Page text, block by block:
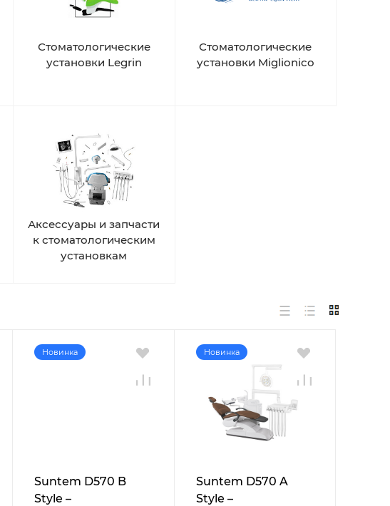
Стоматологические
установки Legrin
Стоматологические
установки Miglionico
Аксессуары и запчасти
к стоматологическим
установкам
Новинка
Suntem D570 B
Style –
Новинка
Suntem D570 A
Style –